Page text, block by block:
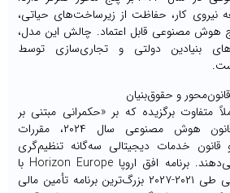
نیروی کار، حفاظت از زیرساخت‌های حیاتی،
هوش مصنوعی قابل اعتماد. چالش این مدل،
بنیادین دولتی و تجاری‌سازی توسط
و حقوق‌بنیان
متفاوت برگزیده که بر «حکمرانی مبتنی بر
ارزش» استوار است. قانون هوش مصنوعی سال ۲۰۲۴، مقررات
خدمات دیجیتالی سه‌گانه تنظیم‌گری
اتحادیه اروپا را تشکیل می‌دهند. برنامه افق اروپا Horizon Europe با
بودجه ۹۵.۵ میلیارد یورویی طی ۲۰۲۱-۲۰۲۷ بزرگ‌ترین برنامه تأمین مالی